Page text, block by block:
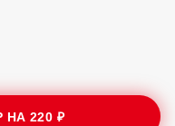
НА220 ₽